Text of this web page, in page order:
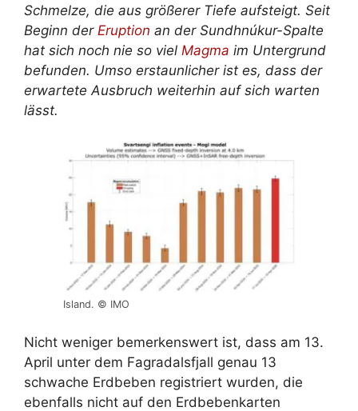
Schmelze, die aus größerer Tiefe aufsteigt. Seit
Beginn der Eruption an der Sundhnúkur-Spalte
hat sich noch nie so viel Magma im Untergrund
befunden. Umso erstaunlicher ist es, dass der
erwartete Ausbruch weiterhin auf sich warten
lässt.
Island. © IMO
Nicht weniger bemerkenswert ist, dass am 13.
April unter dem Fagradalsfjall genau 13
schwache Erdbeben registriert wurden, die
ebenfalls nicht auf den Erdbebenkarten